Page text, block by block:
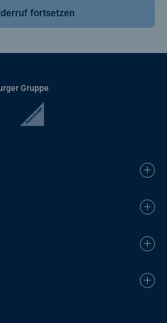
fortsetzen
Gruppe